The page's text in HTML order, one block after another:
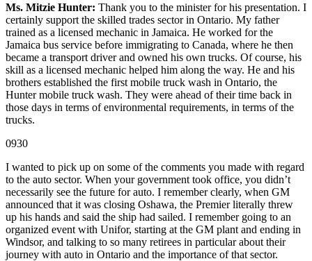
Ms. Mitzie Hunter: Thank you to the minister for his presentation. I
certainly support the skilled trades sector in Ontario. My father
trained as a licensed mechanic in Jamaica. He worked for the
Jamaica bus service before immigrating to Canada, where he then
became a transport driver and owned his own trucks. Of course, his
skill as a licensed mechanic helped him along the way. He and his
brothers established the first mobile truck wash in Ontario, the
Hunter mobile truck wash. They were ahead of their time back in
those days in terms of environmental requirements, in terms of the
trucks.
0930
I wanted to pick up on some of the comments you made with regard
to the auto sector. When your government took office, you didn’t
necessarily see the future for auto. I remember clearly, when GM
announced that it was closing Oshawa, the Premier literally threw
up his hands and said the ship had sailed. I remember going to an
organized event with Unifor, starting at the GM plant and ending in
Windsor, and talking to so many retirees in particular about their
journey with auto in Ontario and the importance of that sector.